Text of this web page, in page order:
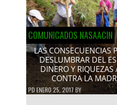
COMUNICADOS NASAACIN
LAS CONSECUENCIAS
DESLUMBRAR DEL
DINERO Y
CONTRA LA
PDENERO 25, 2017 BY